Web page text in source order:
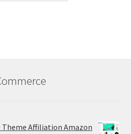
Theme Affiliation Amazon